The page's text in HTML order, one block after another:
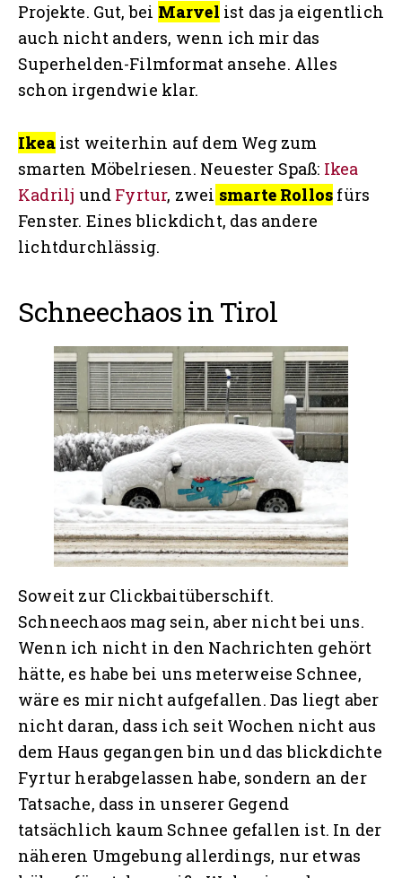
Projekte. Gut, bei Marvel ist das ja eigentlich
auch nicht anders, wenn ich mir das
Superhelden-Filmformat ansehe. Alles
schon irgendwie klar.
Ikeaist weiterhin auf dem Weg zum
smarten Möbelriesen. Neuester Spaß: Ikea
Kadrilj und Fyrtur, zwei smarte Rollos fürs
Fenster. Eines blickdicht, das andere
lichtdurchlässig.
Schneechaos in Tirol
Soweit zur Clickbaitüberschift.
Schneechaos mag sein, aber nicht bei uns.
Wenn ich nicht in den Nachrichten gehört
hätte, es habe bei uns meterweise Schnee,
wäre es mir nicht aufgefallen. Das liegt aber
nicht daran, dass ich seit Wochen nicht aus
dem Haus gegangen bin und das blickdichte
Fyrtur herabgelassen habe, sondern an der
Tatsache, dass in unserer Gegend
tatsächlich kaum Schnee gefallen ist. In der
näheren Umgebung allerdings, nur etwas